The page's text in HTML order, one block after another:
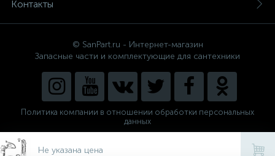
Не указана цена
Контакты
© SanPart.ru - Интернет-магазин
Запасные части и комплектующие для сантехники
Политика компании в отношении обработки персональных
данных